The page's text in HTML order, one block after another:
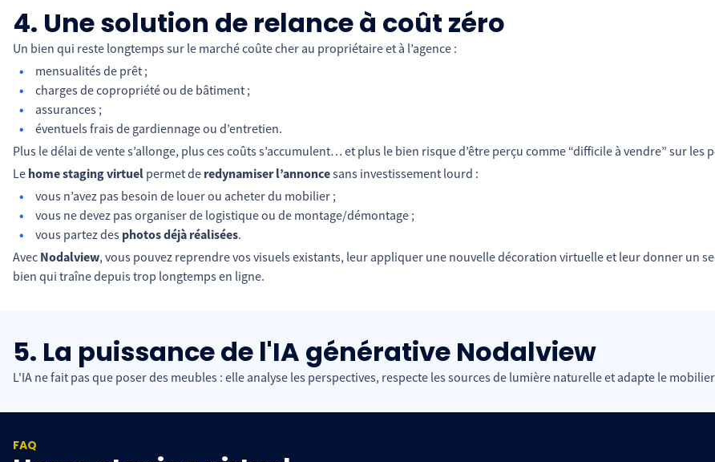
4. Une solution de relance à coût zéro
Un bien qui reste longtemps sur le marché coûte cher au propriétaire et à l’agence :
mensualités de prêt ;
charges de copropriété ou de bâtiment ;
assurances ;
éventuels frais de gardiennage ou d’entretien.
Plus le délai de vente s’allonge, plus ces coûts s’accumulent… et plus le bien risque d’être perçu comme “difficile à vendre” sur
Le home staging virtuel permet de redynamiser l’annoncesans investissement lourd :
vous n’avez pas besoin de louer ou acheter du mobilier ;
vous ne devez pas organiser de logistique ou de montage/démontage ;
vous partez des photos déjà réalisées.
Avec Nodalview, vous pouvez reprendre vos visuels existants, leur appliquer une nouvelle décoration virtuelle et leur donner un
bien qui traîne depuis trop longtemps en ligne.
5. La puissance de l'IA générative Nodalview
L'IA ne fait pas que poser des meubles : elle analyse les perspectives, respecte les sources de lumière naturelle et adapte le
FAQ